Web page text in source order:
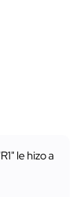
le hizo a